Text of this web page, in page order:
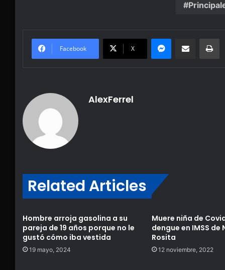
Facebook X
Messenger
Share via Email
AlexFerrel
Related Articles
Hombre arroja gasolina a su
pareja de 19 años porque no le
gustó cómo iba vestida
19 mayo, 2024
Muere niña de
dengue en IMSS de
Rosita
12 noviembre, 2022